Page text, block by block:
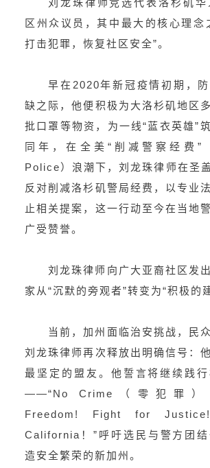
刘龙珠律师竞选代表洛杉矶
区州众议员，其中最大的核心理念
打击犯罪，恢复社区安全”。
早在2020年新冠疫情初期，
缺之际，他便积极为大洛杉矶地区
批口罩等物资，为一线“蓝衣英雄”
同年，在全美“削减警察经费”
Police）浪潮下，刘龙珠律师在圣
反对削减洛杉矶警局经费，以专业
止相关提案，这一行动至今在当地
广受赞誉。
刘龙珠律师向广大亚裔社区发
家从“沉默的旁观者”转变为“积极的
当前，加州面临治安挑战，民
刘龙珠律师再次释放出明确信号：
最坚定的盟友。他誓言将继续践
——“No Crime（零犯罪）
Freedom! Fight for
California！”呼吁选民与警方团
造安全繁荣的新加州。